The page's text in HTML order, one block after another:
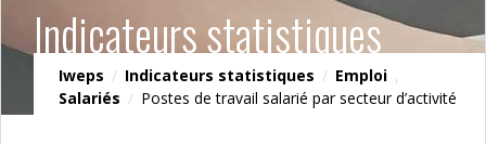
Indicateurs statistiques
Iweps / Indicateurs statistiques / Emploi ,
Salariés / Postes de travail salarié par secteur d’activité